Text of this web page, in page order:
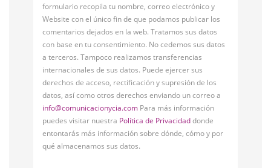
formulario recopila tu nombre, correo electrónico y
Website con el único fin de que podamos publicar los
comentarios dejados en la web. Tratamos sus datos
con base en tu consentimiento. No cedemos sus datos
a terceros. Tampoco realizamos transferencias
internacionales de sus datos. Puede ejercer sus
derechos de acceso, rectificación y supresión de los
datos, así como otros derechos enviando un correo a
info@comunicacionycia.com Para más información
puedes visitar nuestra Política de Privacidaddonde
entontarás más información sobre dónde, cómo y por
qué almacenamos sus datos.